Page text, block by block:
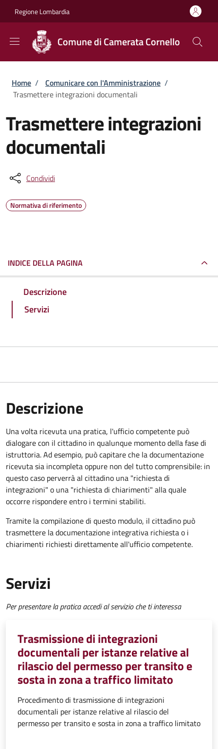
Regione Lombardia
Comune di Camerata Cornello
Briciole di pane
Home / Comunicare con l'Amministrazione /
Trasmettere integrazioni documentali
Trasmettere integrazioni
documentali
Condividi
Normativa di riferimento
INDICE DELLA PAGINA
Descrizione
Servizi
Descrizione
Una volta ricevuta una pratica, l'ufficio competente può
dialogare con il cittadino in qualunque momento della fase di
istruttoria. Ad esempio, può capitare che la documentazione
ricevuta sia incompleta oppure non del tutto comprensibile: in
questo caso perverrà al cittadino una "richiesta di
integrazioni" o una "richiesta di chiarimenti" alla quale
occorre rispondere entro i termini stabiliti.
Tramite la compilazione di questo modulo, il cittadino può
trasmettere la documentazione integrativa richiesta o i
chiarimenti richiesti direttamente all'ufficio competente.
Servizi
Per presentare la pratica accedi al servizio che ti interessa
Trasmissione di integrazioni
documentali per istanze relative al
rilascio del permesso per transito e
sosta in zona a traffico limitato
Procedimento di trasmissione di integrazioni
documentali per istanze relative al rilascio del
permesso per transito e sosta in zona a traffico limitato